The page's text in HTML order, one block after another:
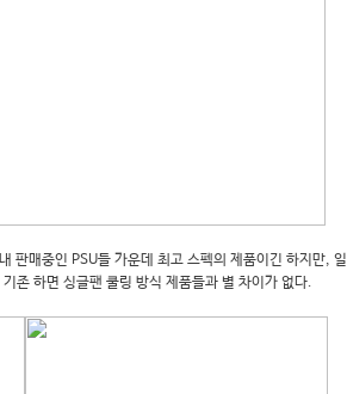
매중인 PSU들 가운데 최고 스펙의 제품이긴 하지만, 일
존 하면 싱글팬 쿨링 방식 제품들과 별 차이가 없다.